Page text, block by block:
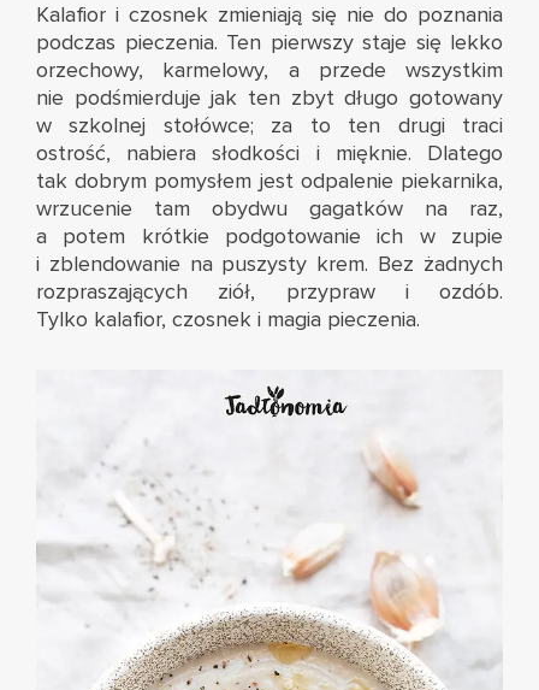
Kalafior i czosnek zmieniają się nie do poznania
podczas pieczenia. Ten pierwszy staje się lekko
orzechowy, karmelowy, a przede wszystkim
nie podśmierduje jak ten zbyt długo gotowany
w szkolnej stołówce; za to ten drugi traci
ostrość, nabiera słodkości i mięknie. Dlatego
tak dobrym pomysłem jest odpalenie piekarnika,
wrzucenie tam obydwu gagatków na raz,
a potem krótkie podgotowanie ich w zupie
i zblendowanie na puszysty krem. Bez żadnych
rozpraszających ziół, przypraw i ozdób.
Tylko kalafior, czosnek i magia pieczenia.